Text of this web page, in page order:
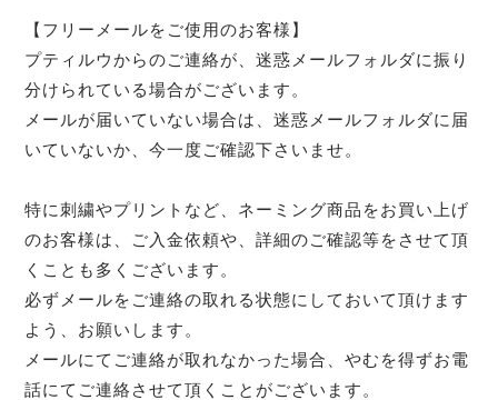
【フリーメールをご使用のお客様】
プティルウからのご連絡が、迷惑メールフォルダに振り
分けられている場合がございます。
メールが届いていない場合は、迷惑メールフォルダに届
いていないか、今一度ご確認下さいませ。
特に刺繍やプリントなど、ネーミング商品をお買い上げ
のお客様は、ご入金依頼や、詳細のご確認等をさせて頂
くことも多くございます。
必ずメールをご連絡の取れる状態にしておいて頂けます
よう、お願いします。
メールにてご連絡が取れなかった場合、やむを得ずお電
話にてご連絡させて頂くことがございます。